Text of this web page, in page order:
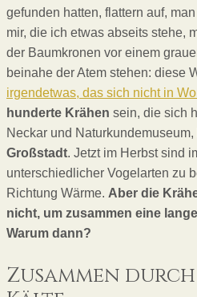
gefunden hatten, flattern auf,
mir, die ich etwas abseits stehe,
der Baumkronen vor einem
beinahe der Atem stehen: diese
irgendetwas, das sich nicht in
hunderte Krähen sein, die sich
Neckar und Naturkundemuseum,
Großstadt. Jetzt im Herbst sind
unterschiedlicher Vogelarten zu
Richtung Wärme. Aber die
nicht, um zusammen eine
Warum dann?
Zusammen